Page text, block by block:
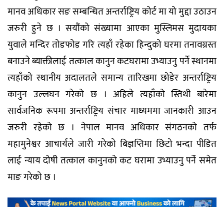
मानव अधिकार सङ सम्बन्धित अन्तर्राष्ट्रिय कोर्ट मा यो मुद्दा उठाउन
जरुरी हुने छ । सयौंको संख्यामा आएका मुस्लिमस मुदायका
युवाले मन्दिर तोडफोड गरि त्यहाँ रहेका हिन्दुको घरमा तनावग्रस्त
बनाउने ब्याक्तीलाई तत्काल कानुन कटघरामा उभ्याउनु पर्ने स्थानमा
त्यहाँको स्थानीय अदालतले समान्य तारिखमा छोडेर अन्तर्राष्ट्रिय
कानुन उल्लघन गरेको छ । अहिले त्यहाँको स्तिथी बारेमा
सार्वजनिक रूपमा अन्तर्राष्ट्रिय संचार माध्यममा जानकारी आउन
जरुरी रहेको छ । नेपाल मानव अधिकार संगठनको तर्फ
महामुनेश्वर आचार्यले जारी गरेको बिज्ञप्तिमा छिटो भन्दा पीडित
लाई न्याय दोषी तत्काल कानुनको कट घरामा उभ्याउनु पर्ने समेत
माङ गरेको छ ।